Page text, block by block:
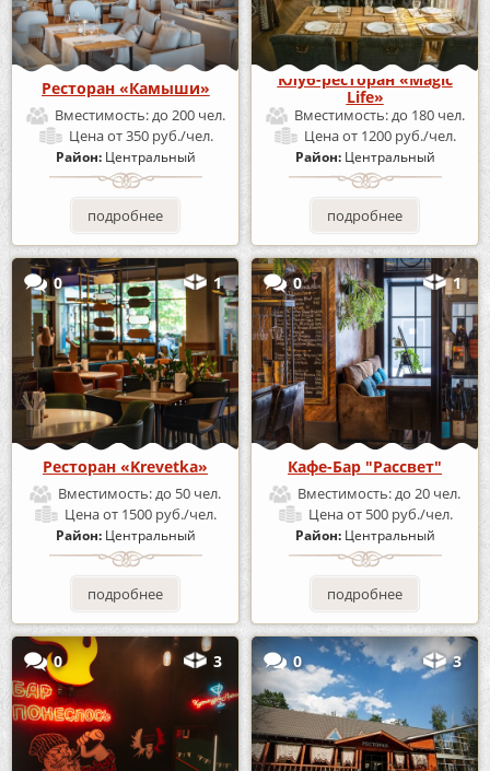
Ресторан «Камыши»
Вместимость:до 200 чел.
Ценаот 350 руб./чел.
Район: Центральный
подробнее
Клуб-ресторан «Magic
Life»
Вместимость:до 180 чел.
Ценаот 1200 руб./чел.
Район: Центральный
подробнее
0 1
Ресторан «Krevetka»
Вместимость:до 50 чел.
Ценаот 1500 руб./чел.
Район: Центральный
подробнее
0 1
Кафе-Бар "Рассвет"
Вместимость:до 20 чел.
Ценаот 500 руб./чел.
Район: Центральный
подробнее
0 3 0 3